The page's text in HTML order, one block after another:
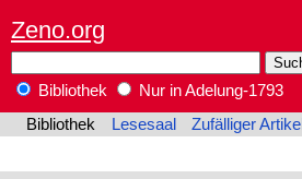
Zeno.org
Bibliothek
Nur in Adelung-1793
Bibliothek
Lesesaal Zufälliger Artikel